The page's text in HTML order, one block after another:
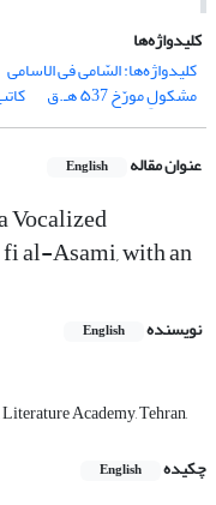
کلیدواژه‌ها
کلیدواژه‌ها: السّامی فی الاسامی
مشکولِ مورّخ ۵37 هـ.ق
عنوان مقاله English
Vocalized
al-Asami, with an
نویسنده English
Academy, Tehran,
چکیده
English